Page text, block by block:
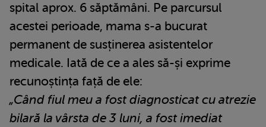
spital aprox. 6 săptămâni. Pe parcursul
acestei perioade, mama s-a bucurat
permanent de susținerea asistentelor
medicale. Iată de ce a ales să-și exprime
recunoștința față de ele:
„Când fiul meu a fost diagnosticat cu atrezie
bilară la vârsta de 3 luni, a fost imediat